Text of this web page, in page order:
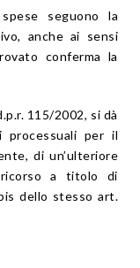
seguono la
anche ai sensi
conferma la
115/2002, si dà
processuali per il
di un’ulteriore
a titolo di
dello stesso art.